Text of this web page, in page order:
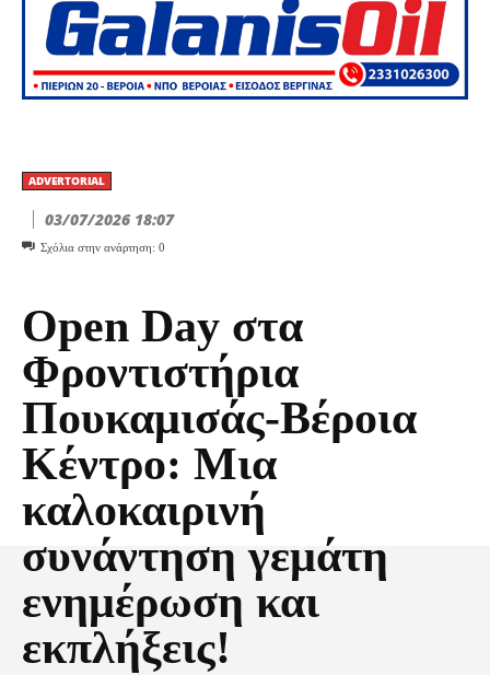
ADVERTORIAL
03/07/2026 18:07
Σχόλια στην ανάρτηση: 0
Open Day στα
Φροντιστήρια
Πουκαμισάς-Βέροια
Κέντρο: Μια
καλοκαιρινή
συνάντηση γεμάτη
ενημέρωση και
εκπλήξεις!